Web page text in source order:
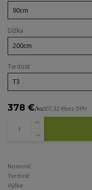
Dĺžka
Tvrdosť
378 €/ks307,32 €bez DPH
Nosnosť:
Tvrdosť:
Výška: